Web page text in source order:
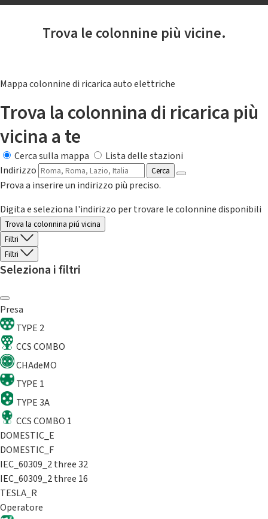
Trova le colonnine più vicine.
Mappa colonnine di ricarica auto elettriche
Trova la colonnina di ricarica più
vicina a te
Cerca sulla mappa
Lista delle stazioni
Indirizzo
Cerca
Prova a inserire un indirizzo più preciso.
Digita e seleziona l'indirizzo per trovare le colonnine disponibili
Trova la colonnina piú vicina
Filtri
Filtri
Seleziona i filtri
Presa
TYPE 2
CCS COMBO
CHAdeMO
TYPE 1
TYPE 3A
CCS COMBO 1
DOMESTIC_E
DOMESTIC_F
IEC_60309_2 three 32
IEC_60309_2 three 16
TESLA_R
Operatore